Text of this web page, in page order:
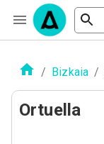
/ Bizkaia /
Ortuella